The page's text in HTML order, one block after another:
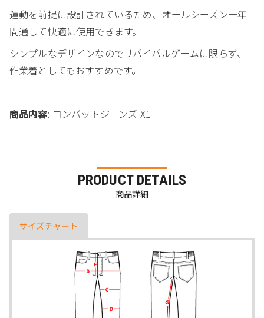
運動を前提に設計されているため、オールシーズン一年
間通して快適に使用できます。
シンプルなデザインなのでサバイバルゲームに限らず、
作業着としてもおすすめです。
商品内容: コンバットジーンズ X1
PRODUCT DETAILS
商品詳細
サイズチャート